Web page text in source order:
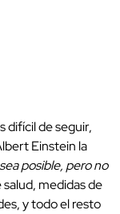
difícil de seguir,
Einstein la
posible, pero no
medidas de
y todo el resto